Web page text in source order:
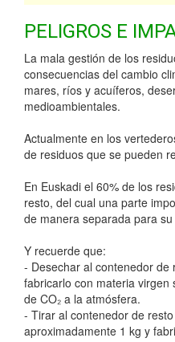
PELIGROS E
La mala gestión de los
consecuencias del cambio
mares, ríos y acuíferos,
medioambientales.
Actualmente en los
de residuos que se pueden
En Euskadi el 60% de los
resto, del cual una parte
de manera separada para
Y recuerde que:
- Desechar al contenedor de
fabricarlo con materia virgen
de CO₂ a la atmósfera.
- Tirar al contenedor de
aproximadamente 1 kg y